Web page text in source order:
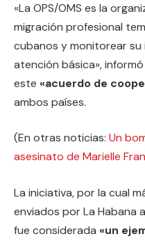
«La OPS/OMS es la
migración profesional
cubanos y monitorear su
atención básica»,
este «acuerdo de
ambos países.
(En otras noticias: Un
asesinato de Marielle
La iniciativa, por la cual
enviados por La Habana
fue considerada «un